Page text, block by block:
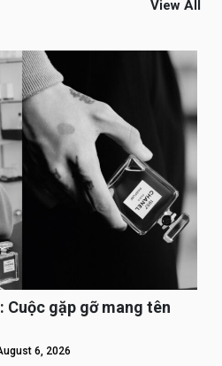
View All
Cuộc gặp gỡ mang tên
6, 2026